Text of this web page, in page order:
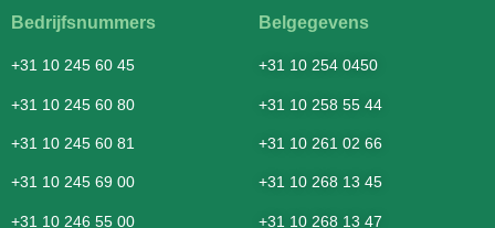
Bedrijfsnummers
+31 10 245 60 45
+31 10 245 60 80
+31 10 245 60 81
+31 10 245 69 00
+31 10 246 55 00
Belgegevens
+31 10 254 0450
+31 10 258 55 44
+31 10 261 02 66
+31 10 268 13 45
+31 10 268 13 47